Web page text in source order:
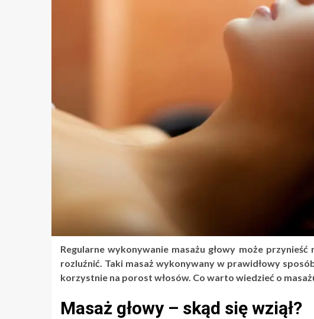
Regularne wykonywanie masażu głowy może
rozluźnić. Taki masaż wykonywany w prawidłowy
korzystnie na porost włosów. Co warto wiedzieć o
Masaż głowy – skąd się wziął?